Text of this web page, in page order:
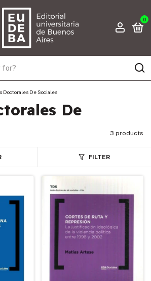
0
Doctorales De Sociales
De
3 products
FILTER